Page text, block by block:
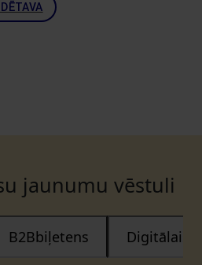
jaunumu vēstuli
B2Bbiļetens Digitālais